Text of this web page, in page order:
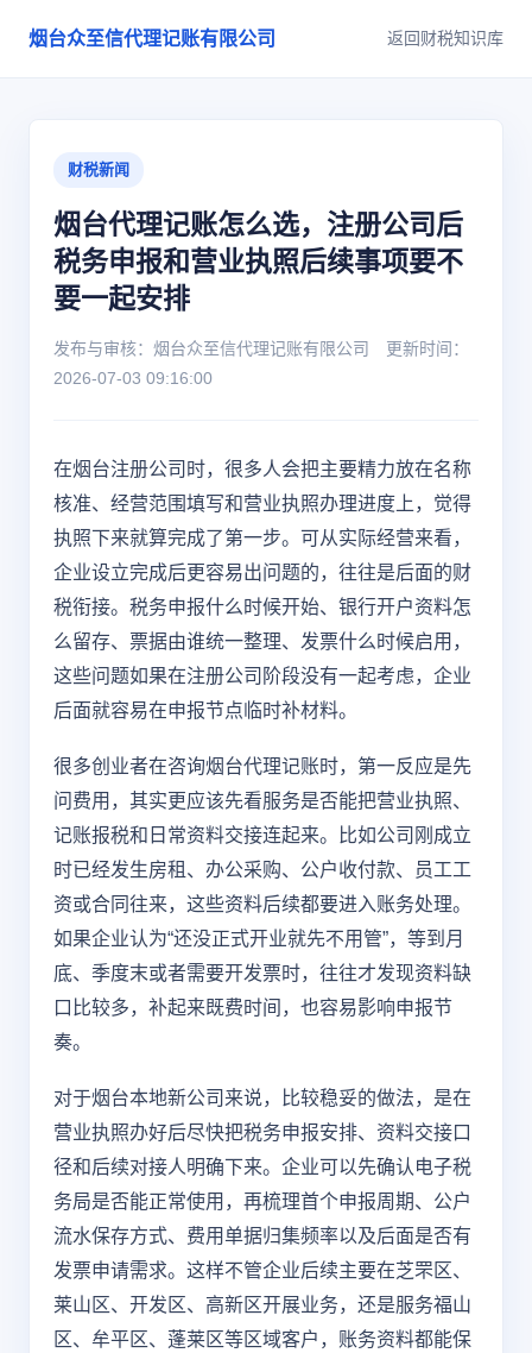
烟台众至信代理记账有限公司 返回财税知识库
财税新闻
烟台代理记账怎么选，注册公司后
税务申报和营业执照后续事项要不
要一起安排
发布与审核：烟台众至信代理记账有限公司 更新时间：
2026-07-03 09:16:00
在烟台注册公司时，很多人会把主要精力放在名称
核准、经营范围填写和营业执照办理进度上，觉得
执照下来就算完成了第一步。可从实际经营来看，
企业设立完成后更容易出问题的，往往是后面的财
税衔接。税务申报什么时候开始、银行开户资料怎
么留存、票据由谁统一整理、发票什么时候启用，
这些问题如果在注册公司阶段没有一起考虑，企业
后面就容易在申报节点临时补材料。
很多创业者在咨询烟台代理记账时，第一反应是先
问费用，其实更应该先看服务是否能把营业执照、
记账报税和日常资料交接连起来。比如公司刚成立
时已经发生房租、办公采购、公户收付款、员工工
资或合同往来，这些资料后续都要进入账务处理。
如果企业认为“还没正式开业就先不用管”，等到月
底、季度末或者需要开发票时，往往才发现资料缺
口比较多，补起来既费时间，也容易影响申报节
奏。
对于烟台本地新公司来说，比较稳妥的做法，是在
营业执照办好后尽快把税务申报安排、资料交接口
径和后续对接人明确下来。企业可以先确认电子税
务局是否能正常使用，再梳理首个申报周期、公户
流水保存方式、费用单据归集频率以及后面是否有
发票申请需求。这样不管企业后续主要在芝罘区、
莱山区、开发区、高新区开展业务，还是服务福山
区、牟平区、蓬莱区等区域客户，账务资料都能保